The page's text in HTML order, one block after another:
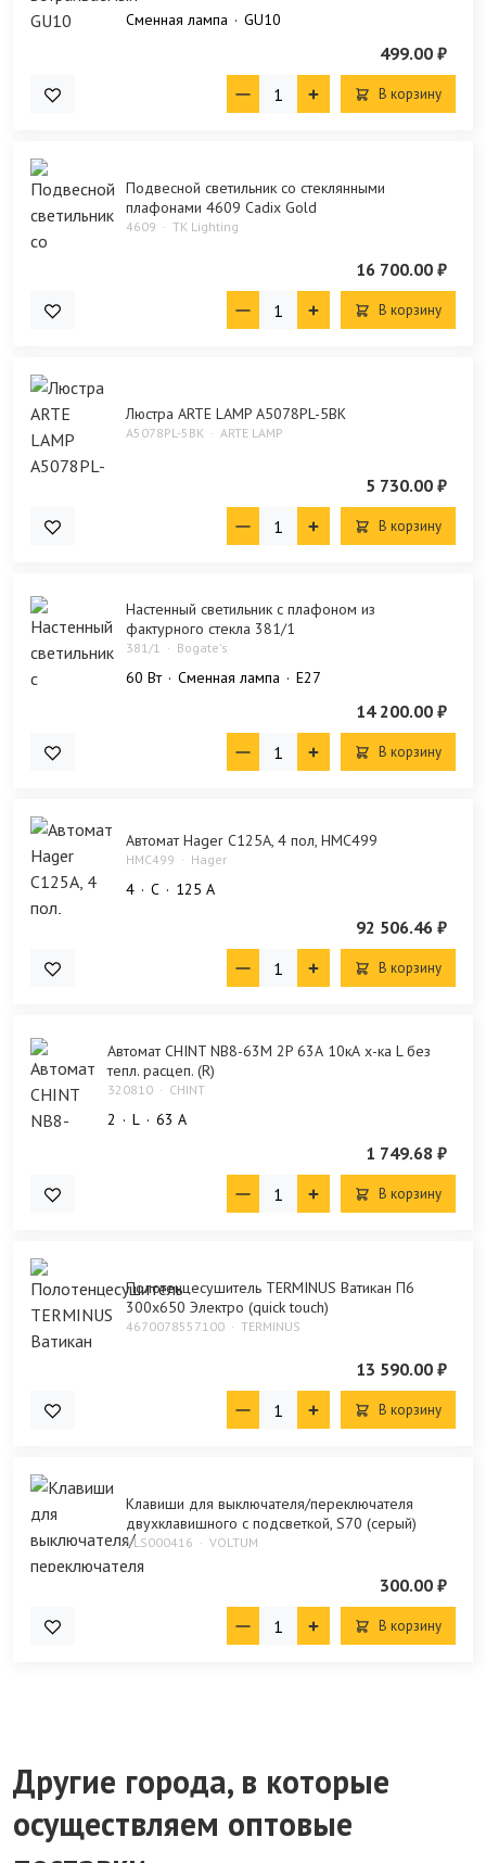
Сменная лампа GU10
499.00 ₽
В корзину
Подвесной светильник со стеклянными
плафонами 4609 Cadix Gold
4609 TK Lighting
16 700.00 ₽
В корзину
Люстра ARTE LAMP A5078PL-5BK
A5078PL-5BK ARTE LAMP
5 730.00 ₽
В корзину
Настенный светильник с плафоном из
фактурного стекла 381/1
381/1 Bogate's
60 Bт Сменная лампа E27
14 200.00 ₽
В корзину
Автомат Hager C125А, 4 пол, HMC499
HMC499 Hager
4 C 125 А
92 506.46 ₽
В корзину
Автомат CHINT NB8-63M 2P 63А 10кА х-ка L без
тепл. расцеп. (R)
320810 CHINT
2 L 63 А
1 749.68 ₽
В корзину
Полотенцесушитель TERMINUS Ватикан П6
300х650 Электро (quick touch)
4670078557100 TERMINUS
13 590.00 ₽
В корзину
Клавиши для выключателя/переключателя
двухклавишного с подсветкой, S70 (серый)
VLS000416 VOLTUM
300.00 ₽
В корзину
Другие города, в которые
осуществляем оптовые